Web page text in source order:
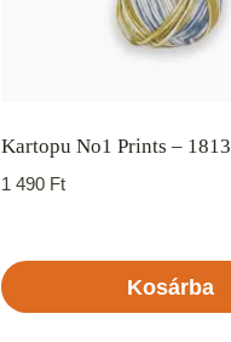
Kartopu No1 Prints – 1813
1 490 Ft
Kosárba